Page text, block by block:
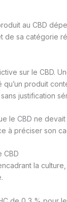
au CBD
de sa catégorie
sur le CBD.
produit
justification
le CBD ne
à préciser son
CBD
la